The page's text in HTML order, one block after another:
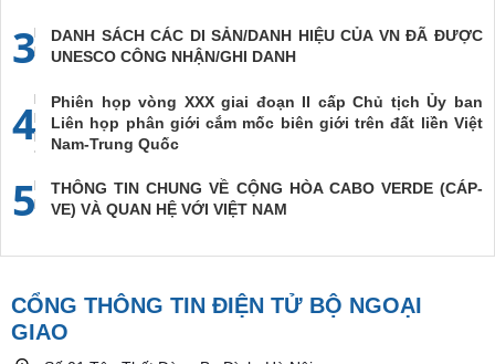
3
DANH SÁCH CÁC DI SẢN/DANH HIỆU CỦA VN ĐÃ ĐƯỢC
UNESCO CÔNG NHẬN/GHI DANH
4
Phiên họp vòng XXX giai đoạn II cấp Chủ tịch Ủy ban
Liên họp phân giới cắm mốc biên giới trên đất liền Việt
Nam-Trung Quốc
5
THÔNG TIN CHUNG VỀ CỘNG HÒA CABO VERDE (CÁP-
VE) VÀ QUAN HỆ VỚI VIỆT NAM
CỔNG THÔNG TIN ĐIỆN TỬ BỘ NGOẠI
GIAO